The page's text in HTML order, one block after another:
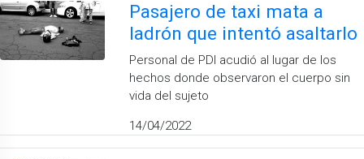
Pasajero de taxi mata a
ladrón que intentó asaltarlo
Personal de PDI acudió al lugar de los
hechos donde observaron el cuerpo sin
vida del sujeto
14/04/2022